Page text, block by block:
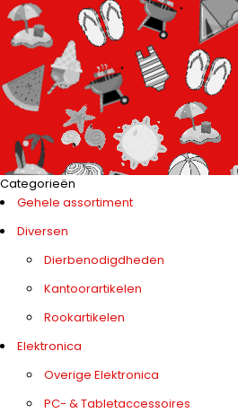
Categorieën
Gehele assortiment
Diversen
Dierbenodigdheden
Kantoorartikelen
Rookartikelen
Elektronica
Overige Elektronica
PC- & Tabletaccessoires